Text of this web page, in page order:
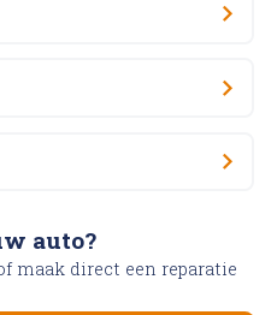
auto?
maak direct een reparatie